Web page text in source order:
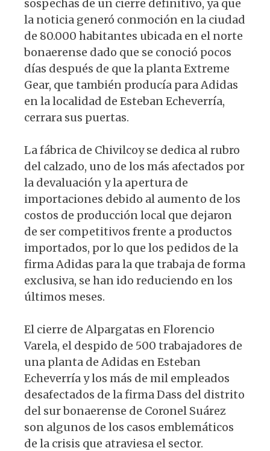
sospechas de un cierre definitivo, ya que
la noticia generó conmoción en la ciudad
de 80.000 habitantes ubicada en el norte
bonaerense dado que se conoció pocos
días después de que la planta Extreme
Gear, que también producía para Adidas
en la localidad de Esteban Echeverría,
cerrara sus puertas.
La fábrica de Chivilcoy se dedica al rubro
del calzado, uno de los más afectados por
la devaluación y la apertura de
importaciones debido al aumento de los
costos de producción local que dejaron
de ser competitivos frente a productos
importados, por lo que los pedidos de la
firma Adidas para la que trabaja de forma
exclusiva, se han ido reduciendo en los
últimos meses.
El cierre de Alpargatas en Florencio
Varela, el despido de 500 trabajadores de
una planta de Adidas en Esteban
Echeverría y los más de mil empleados
desafectados de la firma Dass del distrito
del sur bonaerense de Coronel Suárez
son algunos de los casos emblemáticos
de la crisis que atraviesa el sector.